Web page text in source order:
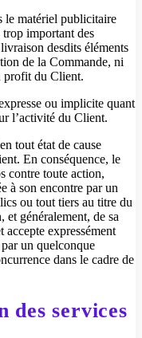
le matériel publicitaire
important des
desdits éléments
de la Commande, ni
profit du Client.
ou implicite quant
l’activité du Client.
tout état de cause
En conséquence, le
contre toute action,
à son encontre par un
ou tout tiers au titre du
et généralement, de sa
expressément
un quelconque
dans le cadre de
des services